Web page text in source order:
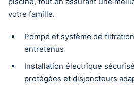
votre famille.
Pompe et système de
entretenus
Installation électrique
protégées et disjoncteurs